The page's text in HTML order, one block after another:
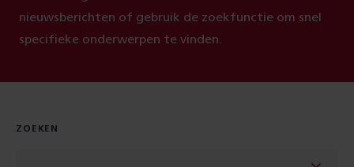
nieuwsberichten of gebruik de zoekfunctie om snel
specifieke onderwerpen te vinden.
ZOEKEN